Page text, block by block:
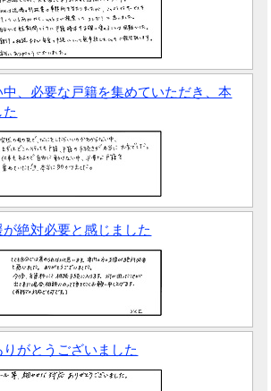
中、必要な戸籍を集めていただき、本
絶対必要と感じました
がとうございました